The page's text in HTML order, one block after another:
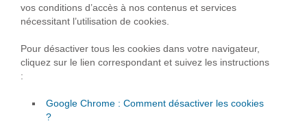
vos conditions d’accès à nos contenus et services
nécessitant l’utilisation de cookies.
Pour désactiver tous les cookies dans votre navigateur,
cliquez sur le lien correspondant et suivez les instructions
:
Google Chrome : Comment désactiver les cookies
?